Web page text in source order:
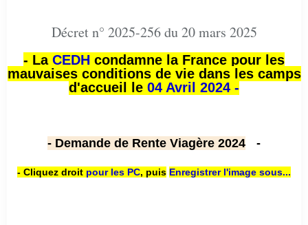
Décret n° 2025-256 du 20 mars 2025
- La CEDH condamne la France pour les
mauvaises conditions de vie dans les camps
d'accueil le 04 Avril 2024 -
- Demande de Rente Viagère 2024 -
- Cliquez droit pour les PC, puis Enregistrer l'image sous...